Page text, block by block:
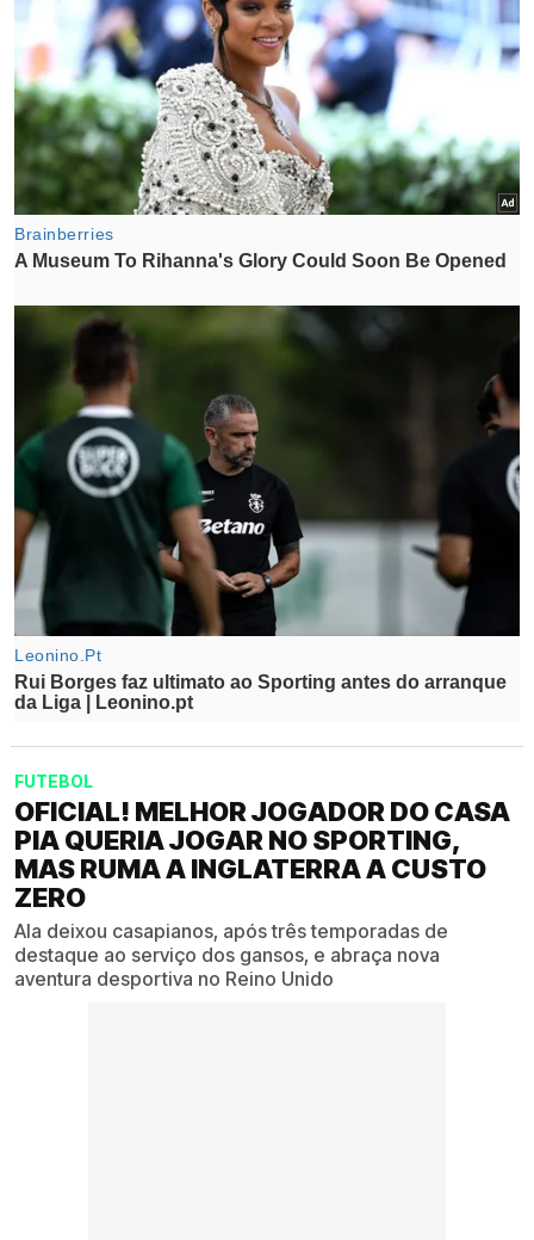
FUTEBOL
OFICIAL! MELHOR JOGADOR DO CASA
PIA QUERIA JOGAR NO SPORTING,
MAS RUMA A INGLATERRA A CUSTO
ZERO
Ala deixou casapianos, após três temporadas de
destaque ao serviço dos gansos, e abraça nova
aventura desportiva no Reino Unido